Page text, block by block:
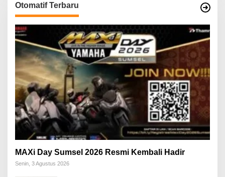
Otomatif Terbaru
MAXi Day Sumsel 2026 Resmi Kembali Hadir
Senin, 3 Agustus 2026